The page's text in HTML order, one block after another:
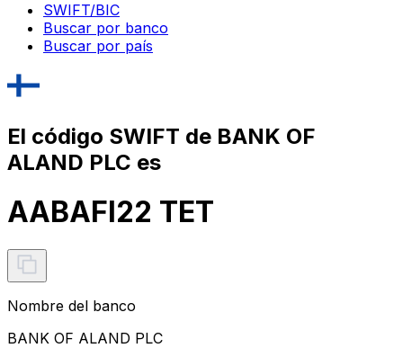
SWIFT/BIC
Buscar por banco
Buscar por país
El código SWIFT de BANK OF
ALAND PLC es
AABAFI22 TET
Nombre del banco
BANK OF ALAND PLC